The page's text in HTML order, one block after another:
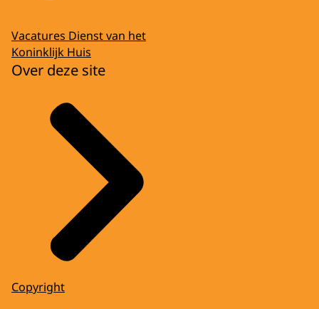
Vacatures Dienst van het
Koninklijk Huis
Over deze site
Copyright